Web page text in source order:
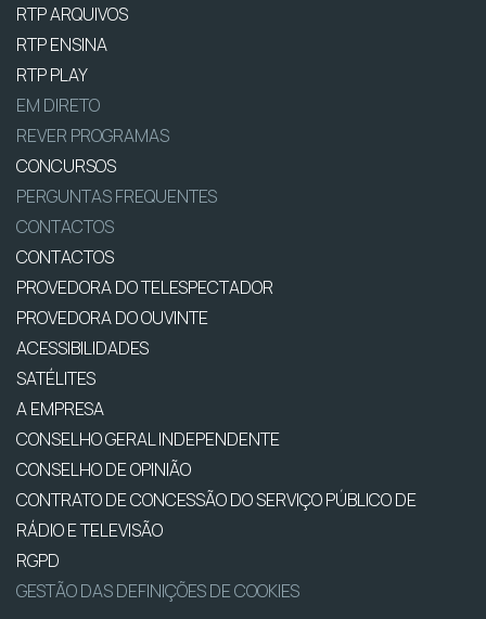
RTP ARQUIVOS
RTP ENSINA
RTP PLAY
EM DIRETO
REVER PROGRAMAS
CONCURSOS
PERGUNTAS FREQUENTES
CONTACTOS
CONTACTOS
PROVEDORA DO TELESPECTADOR
PROVEDORA DO OUVINTE
ACESSIBILIDADES
SATÉLITES
A EMPRESA
CONSELHO GERAL INDEPENDENTE
CONSELHO DE OPINIÃO
CONTRATO DE CONCESSÃO DO SERVIÇO PÚBLICO DE
RÁDIO E TELEVISÃO
RGPD
GESTÃO DAS DEFINIÇÕES DE COOKIES